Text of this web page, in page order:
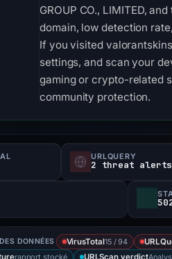
GROUP CO., LIMITED,
domain, low detection
If you visited
settings, and scan your
gaming or crypto-related
community protection.
URLQUERY
2 threat alerts
DONNÉES VirusTotal15 / 94
rapport stocké URLScan verdict